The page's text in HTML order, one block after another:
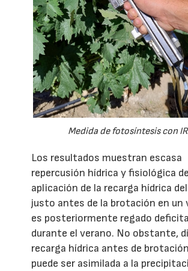
Medida de fotosíntesis con
Los resultados muestran escasa
repercusión hídrica y fisiológica
aplicación de la recarga hídrica
justo antes de la brotación en un
es posteriormente regado
durante el verano. No obstante,
recarga hídrica antes de
puede ser asimilada a la